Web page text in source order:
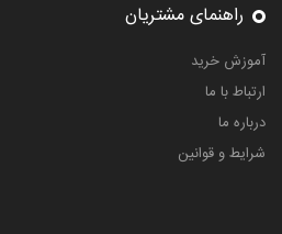
راهنمای مشتریان
آموزش خرید
ارتباط با ما
درباره ما
شرایط و قوانین